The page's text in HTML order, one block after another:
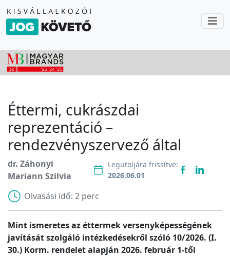
Éttermi, cukrászdai
reprezentáció –
rendezvényszervező által
dr. Záhonyi
Mariann Szilvia
Legutoljára frissítve:
2026.06.01
Olvasási idő: 2 perc
Mint ismeretes az éttermek versenyképességének
javítását szolgáló intézkedésekről szóló 10/2026. (I.
30.) Korm. rendelet alapján 2026. február 1-től